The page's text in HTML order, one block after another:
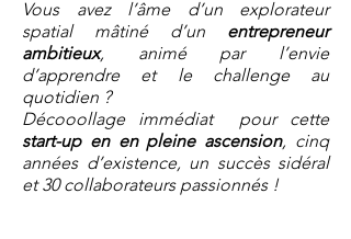
Vous avez l’âme d’un explorateur
spatial mâtiné d’un entrepreneur
ambitieux, animé par l’envie
d’apprendre et le challenge au
quotidien ?
Décooollage immédiat pour cette
start-up en en pleine ascension, cinq
années d’existence, un succès sidéral
et 30 collaborateurs passionnés !